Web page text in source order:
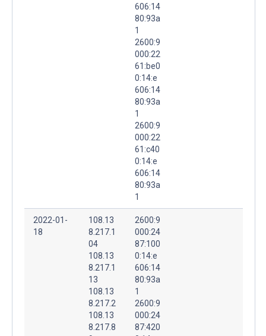
606:14
80:93a
1
2600:9
000:22
61:be0
0:14:e
606:14
80:93a
1
2600:9
000:22
61:c40
0:14:e
606:14
80:93a
1
2022-01-
18
108.13
8.217.1
04
108.13
8.217.1
13
108.13
8.217.2
108.13
8.217.8
2600:9
000:24
87:100
0:14:e
606:14
80:93a
1
2600:9
000:24
87:420